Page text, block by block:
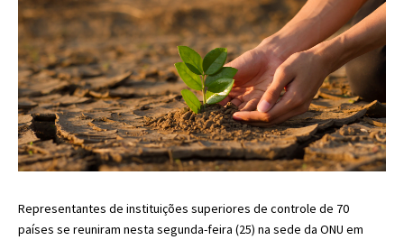
Representantes de instituições superiores de controle de 70
países se reuniram nesta segunda-feira (25) na sede da ONU em